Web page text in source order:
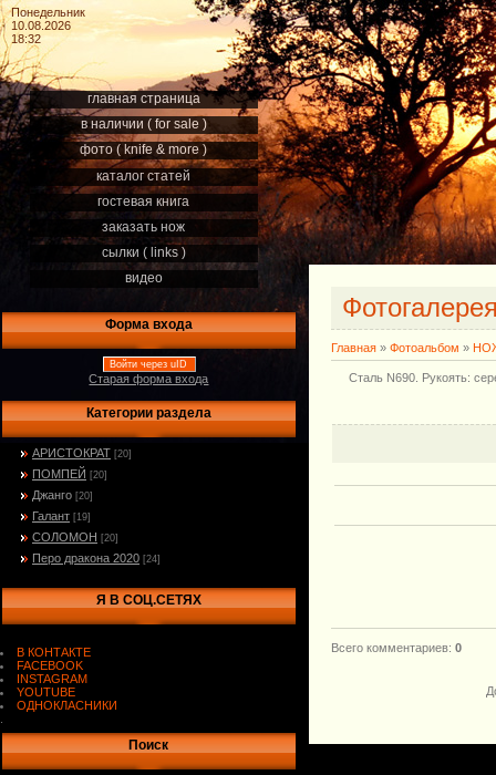
Понедельник
10.08.2026
18:32
главная страница
в наличии ( for sale )
фото ( knife & more )
каталог статей
гостевая книга
заказать нож
сылки ( links )
видео
Форма входа
Войти через uID
Старая форма входа
Категории раздела
АРИСТОКРАТ [20]
ПОМПЕЙ [20]
Джанго [20]
Галант [19]
СОЛОМОН [20]
Перо дракона 2020 [24]
Я В СОЦ.СЕТЯХ
В КОНТАКТЕ
FACEBOOK
INSTAGRAM
YOUTUBE
ОДНОКЛАСНИКИ
Поиск
Главная » Фотоальбом »
Сталь N690. Рукоять:
Всего комментариев: 0